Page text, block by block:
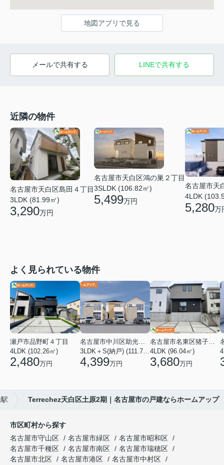
地図アプリで見る
メールで共有する LINEで共有する
近隣の物件
名古屋市天白区島田４丁目
3LDK (81.99㎡)
3,290万円
名古屋市天白区鴻の巣２丁目
3SLDK (106.82㎡)
5,499万円
名古屋市天
4LDK
5,280万
よく見られている物件
瀬戸市品野町４丁目
4LDK (102.26㎡)
2,480万円
名古屋市中川区助光１丁目
3LDK＋S(納戸) (111.78㎡)
4,399万円
名古屋市名東区猪子石１丁目
4LDK (96.04㎡)
3,680万円
Terrechez天白区土原2期｜名古屋市の戸建ならホームアップ
市区町村から探す
名古屋市守山区
名古屋市緑区
名古屋市昭和区
名古屋市千種区
名古屋市南区
名古屋市瑞穂区
名古屋市北区
名古屋市港区
名古屋市中村区